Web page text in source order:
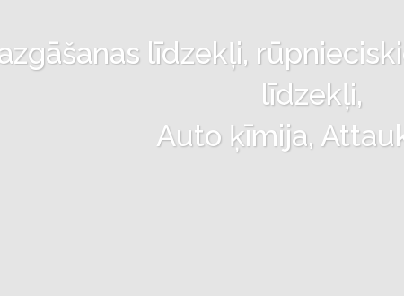
līdzekļi,
līdzekļi,
Auto ķīmija,